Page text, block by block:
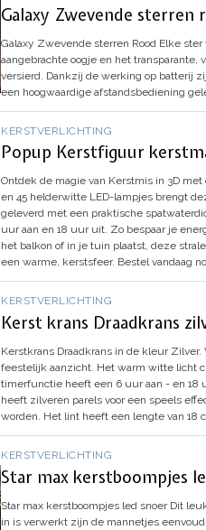
Galaxy Zwevende sterren
Galaxy Zwevende sterren Rood Elke ster
aangebrachte oogje en het
versierd. Dankzij de werking op batterij
een hoogwaardige afstandsbediening
KERSTVERLICHTING
Popup Kerstfiguur
Ontdek de magie van Kerstmis in 3D
en 45 helderwitte LED-lampjes brengt
geleverd met een praktische
uur aan en 18 uur uit. Zo bespaar je
het balkon of in je tuin plaatst, deze
een warme, kerstsfeer. Bestel vandaag
KERSTVERLICHTING
Kerst krans Draadkrans
Kerstkrans Draadkrans in de kleur Zilver.
feestelijk aanzicht. Het warm witte licht
timerfunctie heeft een 6 uur aan - en 18
heeft zilveren parels voor een speels
worden. Het lint heeft een lengte van 18
KERSTVERLICHTING
Star max kerstboompjes
Star max kerstboompjes led snoer Dit
in is verwerkt zijn de mannetjes